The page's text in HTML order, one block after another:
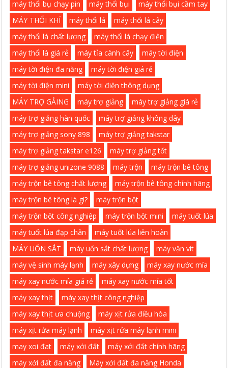
máy thổi bụ chạy pin máy thổi bụi
máy thổi bụi cầm tay
MÁY THỔI KHÍ
máy thổi lá
máy thổi lá cây
máy thổi lá chất lượng
máy thổi lá chạy điện
máy thổi lá giá rẻ
máy tỉa cành cây
máy tời điện
máy tời điện đa năng
máy tời điện giá rẻ
máy tời điện mini
máy tời điện thông dụng
MÁY TRỢ GẢING
máy trợ giảng
máy trợ giảng giá rẻ
máy trợ giảng hàn quốc
máy trợ giảng không dây
máy trợ giảng sony 898
máy trợ giảng takstar
máy trợ giảng takstar e126
máy trợ giảng tốt
máy trợ giảng unizone 9088
máy trộn
máy trộn bê tông
máy trộn bê tông chất lượng
máy trộn bê tông chính hãng
máy trộn bê tông là gì?
máy trộn bột
máy trộn bột công nghiệp
máy trộn bột mini
máy tuốt lúa
máy tuốt lúa đạp chân
máy tuốt lúa liên hoàn
MÁY UỐN SẮT
máy uốn sắt chất lượng
máy vặn vít
máy vệ sinh máy lạnh
máy xây dựng
máy xay nước mía
máy xay nước mía giá rẻ
máy xay nước mía tốt
máy xay thịt
máy xay thịt công nghiệp
máy xay thịt ưa chuộng
máy xịt rửa điều hòa
máy xịt rửa máy lạnh
máy xịt rửa máy lạnh mini
may xoi đat
máy xới đất
máy xới đất chính hãng
máy xới đất đa năng
Máy xới đất đa năng Honda